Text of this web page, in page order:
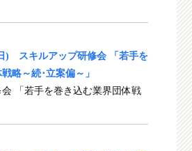
) スキルアップ研修会 「若手を
略～続･立案偏～」
「若手を巻き込む業界団体戦